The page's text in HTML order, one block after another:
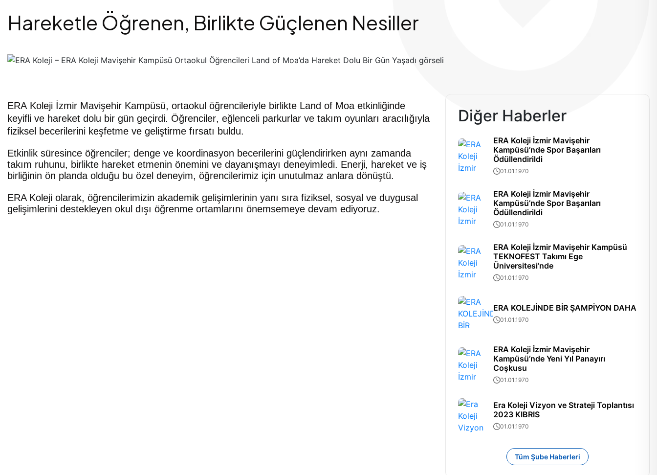
Hareketle Öğrenen, Birlikte Güçlenen Nesiller
ERA Koleji İzmir Mavişehir Kampüsü, ortaokul öğrencileriyle birlikte Land of Moa etkinliğinde
keyifli ve hareket dolu bir gün geçirdi. Öğrenciler, eğlenceli parkurlar ve takım oyunları aracılığıyla
fiziksel becerilerini keşfetme ve geliştirme fırsatı buldu.
Etkinlik süresince öğrenciler; denge ve koordinasyon becerilerini güçlendirirken aynı zamanda
takım ruhunu, birlikte hareket etmenin önemini ve dayanışmayı deneyimledi. Enerji, hareket ve iş
birliğinin ön planda olduğu bu özel deneyim, öğrencilerimiz için unutulmaz anlara dönüştü.
ERA Koleji olarak, öğrencilerimizin akademik gelişimlerinin yanı sıra fiziksel, sosyal ve duygusal
gelişimlerini destekleyen okul dışı öğrenme ortamlarını önemsemeye devam ediyoruz.
Diğer Haberler
ERA Koleji İzmir Mavişehir
Kampüsü’nde Spor Başarıları
Ödüllendirildi
01.01.1970
ERA Koleji İzmir Mavişehir
Kampüsü’nde Spor Başarıları
Ödüllendirildi
01.01.1970
ERA Koleji İzmir Mavişehir Kampüsü
TEKNOFEST Takımı Ege
Üniversitesi’nde
01.01.1970
ERA KOLEJİNDE BİR ŞAMPİYON DAHA
01.01.1970
ERA Koleji İzmir Mavişehir
Kampüsü’nde Yeni Yıl Panayırı
Coşkusu
01.01.1970
Era Koleji Vizyon ve Strateji Toplantısı
2023 KIBRIS
01.01.1970
Tüm Şube Haberleri